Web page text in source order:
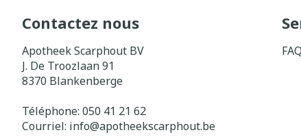
Contactez nous
Apotheek Scarphout BV
J. De Troozlaan 91
8370 Blankenberge
Téléphone: 050 41 21 62
Courriel: info@apotheekscarphout.be
FAQ